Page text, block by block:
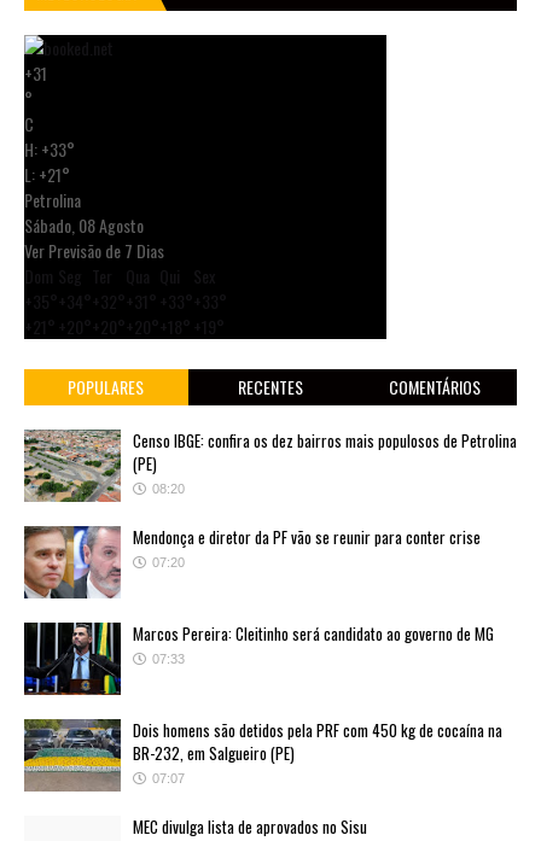
+31
°
C
H:+33°
L:+21°
Petrolina
Sábado, 08 Agosto
Ver Previsão de 7 Dias
POPULARES RECENTES COMENTÁRIOS
Censo IBGE: confira os dez bairros mais populosos de Petrolina
(PE)
08:20
Mendonça e diretor da PF vão se reunir para conter crise
07:20
Marcos Pereira: Cleitinho será candidato ao governo de MG
07:33
Dois homens são detidos pela PRF com 450 kg de cocaína na
BR-232, em Salgueiro (PE)
07:07
MEC divulga lista de aprovados no Sisu